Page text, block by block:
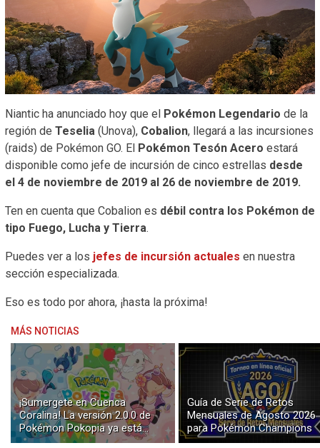
Niantic ha anunciado hoy que el Pokémon Legendario de la
región de Teselia (Unova), Cobalion, llegará a las incursiones
(raids) de Pokémon GO. El Pokémon Tesón Acero estará
disponible como jefe de incursión de cinco estrellas desde
el 4 de noviembre de 2019 al 26 de noviembre de 2019.
Ten en cuenta que Cobalion es débil contra los Pokémon de
tipo Fuego, Lucha y Tierra.
Puedes ver a los jefes de incursión actuales en nuestra
sección especializada.
Eso es todo por ahora, ¡hasta la próxima!
MÁS NOTICIAS
¡Sumergete en Cuenca
Coralina! La versión 2.0.0 de
Pokémon Pokopia ya está
disponible con buceo y
Guía de Serie de Retos
Mensuales de Agosto 2026
para Pokémon Champions